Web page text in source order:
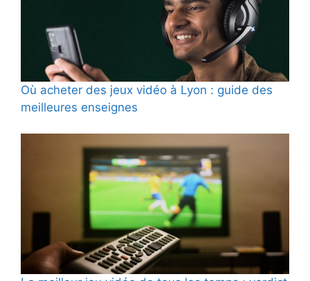
Où acheter des jeux vidéo à Lyon : guide des
meilleures enseignes